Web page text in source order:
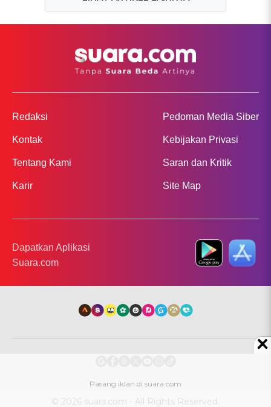
Redaksi
Kontak
Tentang Kami
Karir
Pedoman Media Siber
Kebijakan Privasi
Saran dan Kritik
Site Map
Dapatkan Aplikasi
Suara.com
© 2026 suara.com - All Rights Reserved.